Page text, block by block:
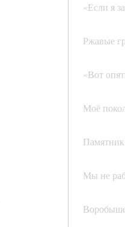
«Если я
Ржавые
«Вот
Моё
Памятник
Мы не